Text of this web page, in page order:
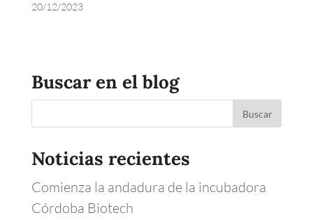
20/12/2023
Buscar en el blog
Noticias recientes
Comienza la andadura de la incubadora
Córdoba Biotech